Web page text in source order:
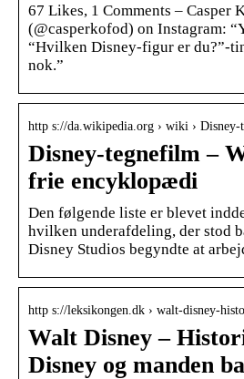
67 Likes, 1 Comments – Casper
(@casperkofod) on Instagram:
“Hvilken Disney-figur er du?”-
nok.”
http s://da.wikipedia.org › wiki › Disney-
Disney-tegnefilm –
frie encyklopædi
Den følgende liste er blevet
hvilken underafdeling, der stod
Disney Studios begyndte at
http s://leksikongen.dk › walt-disney-
Walt Disney –
Disney og manden